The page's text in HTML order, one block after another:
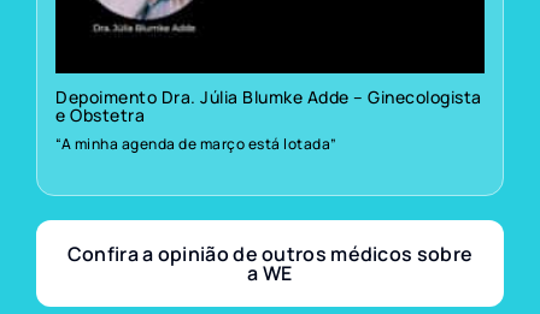
Depoimento Dra. Júlia Blumke Adde – Ginecologista
e Obstetra
“A minha agenda de março está lotada”
Confira a opinião de outros médicos sobre
a WE